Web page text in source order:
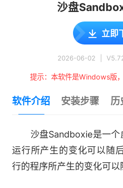
沙盘
立即
2026-06-02
提示：本软件是Windows版
软件介绍 安装步骤 历
沙盘Sandboxie是一个
运行所产生的变化可以随
行的程序所产生的变化可以